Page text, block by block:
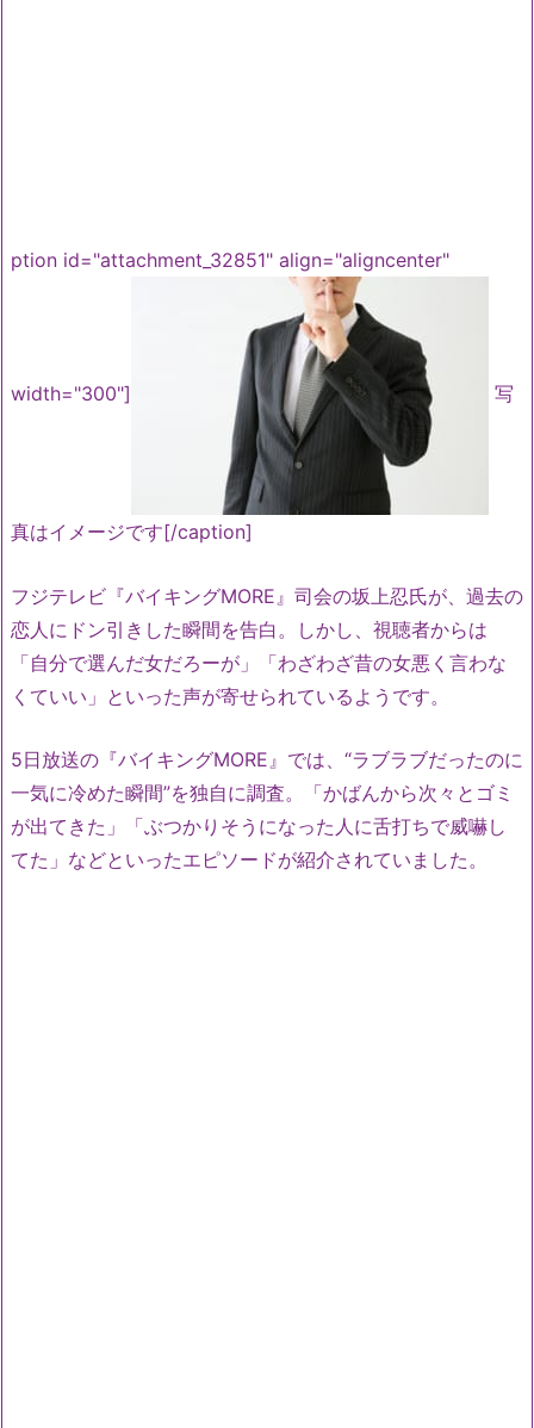
ption id="attachment_32851" align="aligncenter"
width="300"] 写
真はイメージです[/caption]
フジテレビ『バイキングMORE』司会の坂上忍氏が、過去の
恋人にドン引きした瞬間を告白。しかし、視聴者からは
「自分で選んだ女だろーが」「わざわざ昔の女悪く言わな
くていい」といった声が寄せられているようです。
5日放送の『バイキングMORE』では、“ラブラブだったのに
一気に冷めた瞬間”を独自に調査。「かばんから次々とゴミ
が出てきた」「ぶつかりそうになった人に舌打ちで威嚇し
てた」などといったエピソードが紹介されていました。